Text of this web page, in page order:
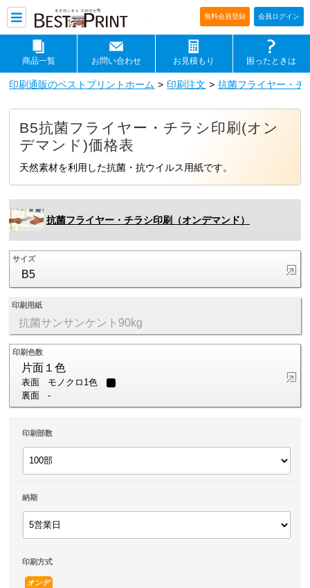
印刷通販ベストプリントベストプリ
無料会員登録 会員ログイン
商品一覧 お問い合わせ お見積もり 困ったときは
印刷通販のベストプリントホーム 印刷注文 抗菌フライヤー・チ
B5抗菌フライヤー・チラシ印刷(オン
デマンド)価格表
天然素材を利用した抗菌・抗ウイルス用紙です。
抗菌フライヤー・チラシ印刷（オンデマンド）
サイズ
B5
印刷用紙
抗菌サンサンケント90kg
印刷色数
片面１色
表面
モノクロ1色
裏面
-
印刷部数
納期
印刷方式
オンデ